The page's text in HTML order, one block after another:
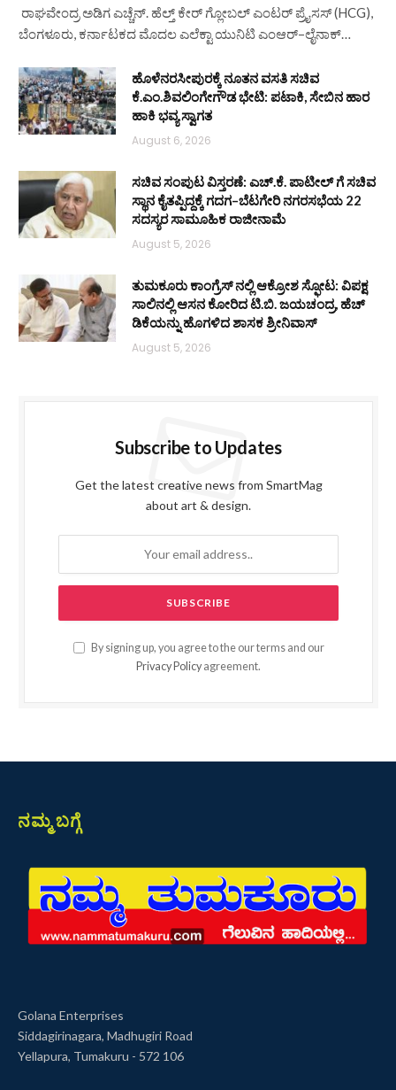
ರಾಘವೇಂದ್ರ ಅಡಿಗ ಎಚ್ಚೆನ್. ಹೆಲ್ತ್‌ ಕೇರ್ ಗ್ಲೋಬಲ್ ಎಂಟರ್‌ ಪ್ರೈಸಸ್ (HCG),
ಬೆಂಗಳೂರು, ಕರ್ನಾಟಕದ ಮೊದಲ ಎಲೆಕ್ಟಾ ಯುನಿಟಿ ಎಂಆರ್–ಲೈನಾಕ್…
ಹೊಳೆನರಸೀಪುರಕ್ಕೆ ನೂತನ ವಸತಿ ಸಚಿವ
ಕೆ.ಎಂ.ಶಿವಲಿಂಗೇಗೌಡ ಭೇಟಿ: ಪಟಾಕಿ, ಸೇಬಿನ ಹಾರ
ಹಾಕಿ ಭವ್ಯ ಸ್ವಾಗತ
August 6, 2026
ಸಚಿವ ಸಂಪುಟ ವಿಸ್ತರಣೆ: ಎಚ್.ಕೆ. ಪಾಟೀಲ್ ಗೆ ಸಚಿವ
ಸ್ಥಾನ ಕೈತಪ್ಪಿದ್ದಕ್ಕೆ ಗದಗ–ಬೆಟಗೇರಿ ನಗರಸಭೆಯ 22
ಸದಸ್ಯರ ಸಾಮೂಹಿಕ ರಾಜೀನಾಮೆ
August 5, 2026
ತುಮಕೂರು ಕಾಂಗ್ರೆಸ್ ನಲ್ಲಿ ಆಕ್ರೋಶ ಸ್ಫೋಟ: ವಿಪಕ್ಷ
ಸಾಲಿನಲ್ಲಿ ಆಸನ ಕೋರಿದ ಟಿ.ಬಿ. ಜಯಚಂದ್ರ, ಹೆಚ್
ಡಿಕೆಯನ್ನು ಹೊಗಳಿದ ಶಾಸಕ ಶ್ರೀನಿವಾಸ್
August 5, 2026
Subscribe to Updates
Get the latest creative news from SmartMag
about art & design.
By signing up, you agree to the our terms and our
Privacy Policy agreement.
ನಮ್ಮ ಬಗ್ಗೆ
Golana Enterprises
Siddagirinagara, Madhugiri Road
Yellapura, Tumakuru - 572 106